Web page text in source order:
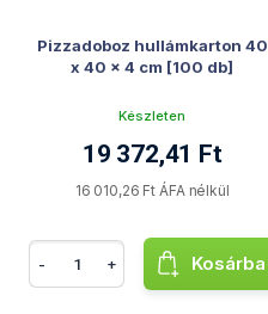
Pizzadoboz hullámkarton 40
x 40 x 4 cm [100 db]
Készleten
19 372,41 Ft
16 010,26 Ft ÁFA nélkül
- + Kosárba